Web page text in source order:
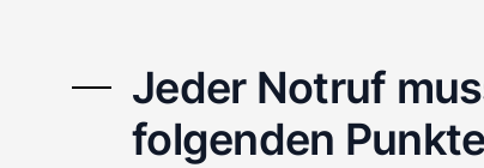
Jeder Notruf
folgenden